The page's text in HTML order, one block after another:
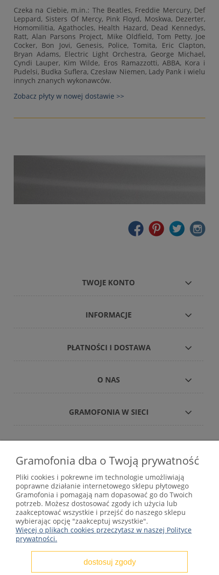
Czeka na Ciebie, m.in.: The Beatles, Freddie Mercury, Def
Leppard, Sisters Of Mercy, Pink Floyd, Moskwa, Dezerter,
Homomilitia, Agathocles, Health Hazard, Dead Kennedys,
Ratt, Alan Parsons Project, Mike Oldfield, Tom Petty, Joe
Cocker, Bon Jovi, Genesis, Police, Tomita, Eric Clapton,
Bryan Adams, Electric Light Orchestra, George Michael,
Cyndi Lauper, Kim Wilde, Eros Ramazzotti, ABBA, Kora i
Pudelsi, Budka Suflera, Czesław Niemen, Lady Pank i wielu
innych znanych wykonawców.
Zobacz płyty w nowej dostawie >>
TWOJE KONTO
INFORMACJE
PŁATNOŚCI I DOSTAWA
O NAS
GRAMOFONIA W SIECI
gramofonia.com
kontakt@gramofonia.info
+48 601 262 000
Copyright © 2012–2026 GRAMOFONIA
Gramofonia dba o Twoją prywatność
Pliki cookies i pokrewne im technologie umożliwiają
poprawne działanie internetowego sklepu płytowego
Gramofonia i pomagają nam dopasować go do Twoich
potrzeb. Możesz dostosować zgody ich użycia lub
zaakceptować wszystkie i przejść do naszego sklepu
wybierając opcję "zaakceptuj wszystkie".
Więcej o plikach cookies przeczytasz w naszej Polityce
prywatności.
dostosuj zgody